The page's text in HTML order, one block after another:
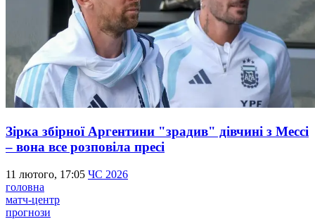
Зірка збірної Аргентини "зрадив" дівчині з Мессі
– вона все розповіла пресі
11 лютого, 17:05 ЧС 2026
головна
матч-центр
прогнози